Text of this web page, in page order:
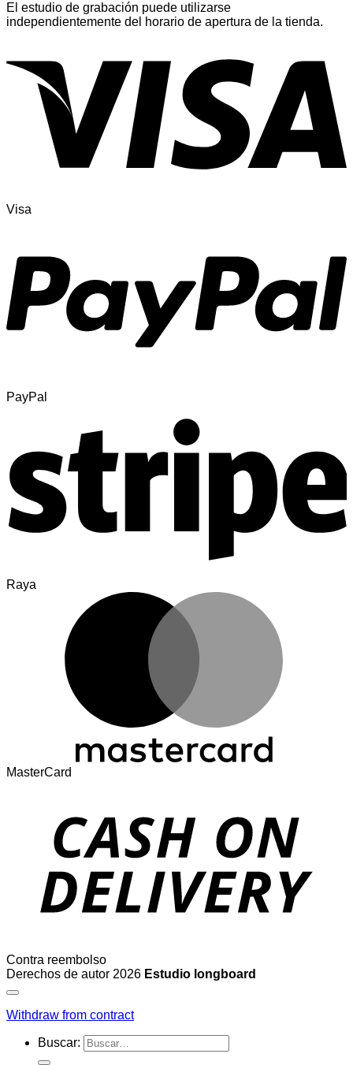
El estudio de grabación puede utilizarse
independientemente del horario de apertura de la tienda.
Visa
PayPal
Raya
MasterCard
Contra reembolso
Derechos de autor 2026 Estudio longboard
Withdraw from contract
Buscar: